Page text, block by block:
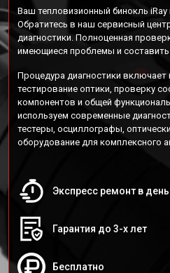
Ваш тепловизионный бинокль iRay
Обратитесь в наш сервисный
диагностики. Полноценная
имеющиеся проблемы и составить
Процедура диагностики
тестирование оптики, проверку
компонентов и общей
используем современные
тестеры, осциллографы,
оборудование для комплексного
Экспресс ремонт в
Гарантия до 3-х лет
Бесплатно